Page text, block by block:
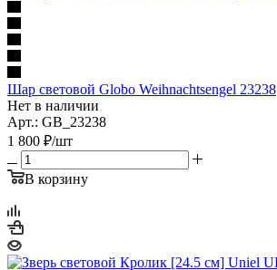
Шар световой Globo Weihnachtsengel 23238
Нет в наличии
Арт.: GB_23238
1 800 ₽/шт
В корзину